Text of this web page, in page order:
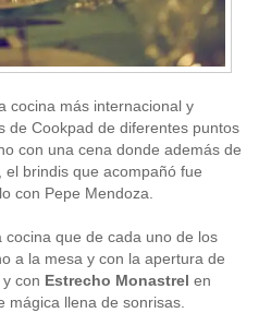
cocina más internacional y
de Cookpad de diferentes puntos
con una cena donde además de
brindis que acompañó fue
con Pepe Mendoza.
que de cada uno de los
a la mesa y con la apertura de
con Estrecho Monastrel en
mágica llena de sonrisas.